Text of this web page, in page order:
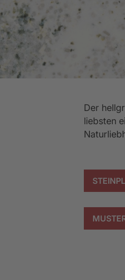
WEITERE
WEITERE
WEITERE
Der
liebsten